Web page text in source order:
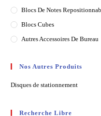
Blocs De Notes
Blocs Cubes
Autres Accessoires De Bureau
Nos Autres Produits
Disques de stationnement
Recherche Libre